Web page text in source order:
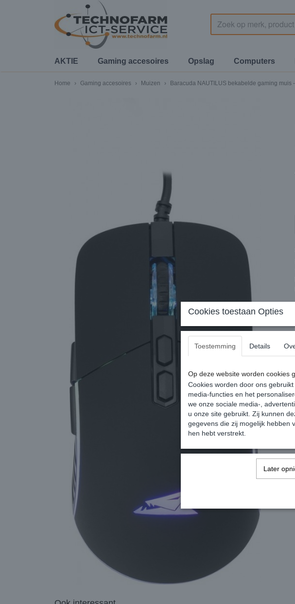
AKTIE Gaming accesoires Opslag Computers
Home › Gaming accesoires › Muizen › Baracuda NAUTILUS bekabelde gaming muis
Cookies toestaan Opties
Toestemming Details
Op deze website worden cookies
Cookies worden door ons
media-functies en het
we onze sociale media-,
u onze site gebruikt. Zij kunnen
gegevens die zij mogelijk hebben
hen hebt verstrekt.
Later